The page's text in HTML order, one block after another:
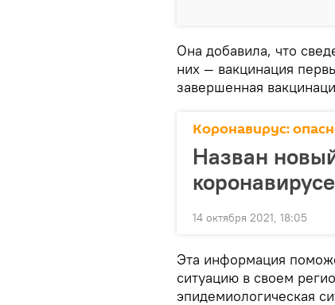
Она добавила, что
них — вакцинация
завершенная
Коронавирус:
Назван
коронавирусе
14 октября 2021, 18:05
Эта информация
ситуацию в своем
эпидемиологическая